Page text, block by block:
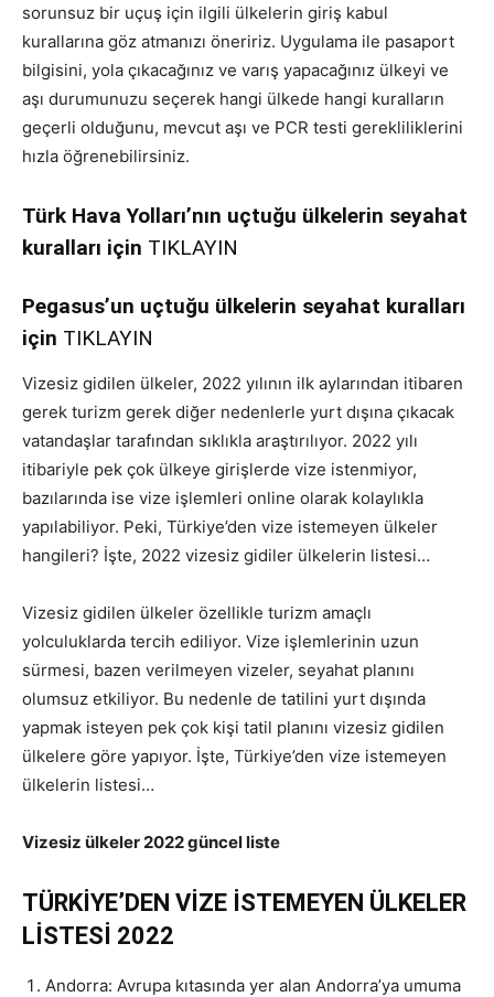
sorunsuz bir uçuş için ilgili ülkelerin giriş kabul
kurallarına göz atmanızı öneririz. Uygulama ile pasaport
bilgisini, yola çıkacağınız ve varış yapacağınız ülkeyi ve
aşı durumunuzu seçerek hangi ülkede hangi kuralların
geçerli olduğunu, mevcut aşı ve PCR testi gerekliliklerini
hızla öğrenebilirsiniz.
Türk Hava Yolları’nın uçtuğu ülkelerin seyahat
kuralları için TIKLAYIN
Pegasus’un uçtuğu ülkelerin seyahat kuralları
için TIKLAYIN
Vizesiz gidilen ülkeler, 2022 yılının ilk aylarından itibaren
gerek turizm gerek diğer nedenlerle yurt dışına çıkacak
vatandaşlar tarafından sıklıkla araştırılıyor. 2022 yılı
itibariyle pek çok ülkeye girişlerde vize istenmiyor,
bazılarında ise vize işlemleri online olarak kolaylıkla
yapılabiliyor. Peki, Türkiye’den vize istemeyen ülkeler
hangileri? İşte, 2022 vizesiz gidiler ülkelerin listesi…
Vizesiz gidilen ülkeler özellikle turizm amaçlı
yolculuklarda tercih ediliyor. Vize işlemlerinin uzun
sürmesi, bazen verilmeyen vizeler, seyahat planını
olumsuz etkiliyor. Bu nedenle de tatilini yurt dışında
yapmak isteyen pek çok kişi tatil planını vizesiz gidilen
ülkelere göre yapıyor. İşte, Türkiye’den vize istemeyen
ülkelerin listesi…
Vizesiz ülkeler 2022 güncel liste
TÜRKİYE’DEN VİZE İSTEMEYEN ÜLKELER
LİSTESİ 2022
Andorra: Avrupa kıtasında yer alan Andorra’ya umuma